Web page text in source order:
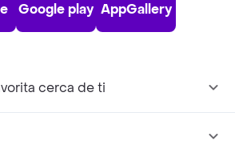
Google play AppGallery
cerca de ti